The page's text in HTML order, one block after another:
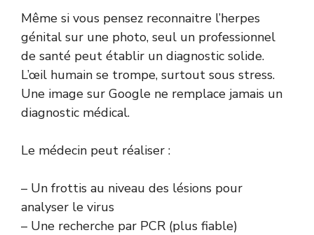
Même si vous pensez reconnaitre l’herpes
génital sur une photo, seul un professionnel
de santé peut établir un diagnostic solide.
L’œil humain se trompe, surtout sous stress.
Une image sur Google ne remplace jamais un
diagnostic médical.
Le médecin peut réaliser :
– Un frottis au niveau des lésions pour
analyser le virus
– Une recherche par PCR (plus fiable)